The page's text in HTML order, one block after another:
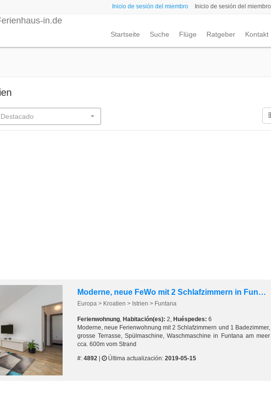
Inicio de sesión del miembro Inicio de sesión del miembro
Startseite Suche Flüge Ratgeber Kontakt
Destacado
Moderne, neue FeWo mit 2 Schlafzimmern in Funtana am Meer
Europa > Kroatien > Istrien > Funtana
Ferienwohnung, Habitación(es): 2, Huéspedes: 6
Moderne, neue Ferienwohnung mit 2 Schlafzimmern und 1 Badezimmer,
grosse Terrasse, Spülmaschine, Waschmaschine in Funtana am meer
cca. 600m vom Strand
#: 4892| Última actualización: 2019-05-15